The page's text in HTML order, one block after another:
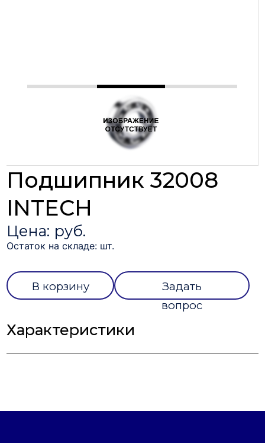
Подшипник 32008
INTECH
Цена: руб.
Остаток на складе: шт.
В корзину
Задать
вопрос
Характеристики